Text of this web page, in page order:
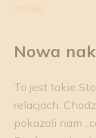
źródło
Nowa
To jest takie
relacjach.
pokazali nam